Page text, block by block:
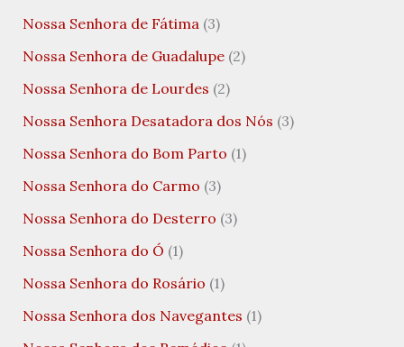
Nossa Senhora de Fátima(3)
Nossa Senhora de Guadalupe(2)
Nossa Senhora de Lourdes (2)
Nossa Senhora Desatadora dos Nós (3)
Nossa Senhora do Bom Parto (1)
Nossa Senhora do Carmo (3)
Nossa Senhora do Desterro (3)
Nossa Senhora do Ó (1)
Nossa Senhora do Rosário (1)
Nossa Senhora dos Navegantes (1)